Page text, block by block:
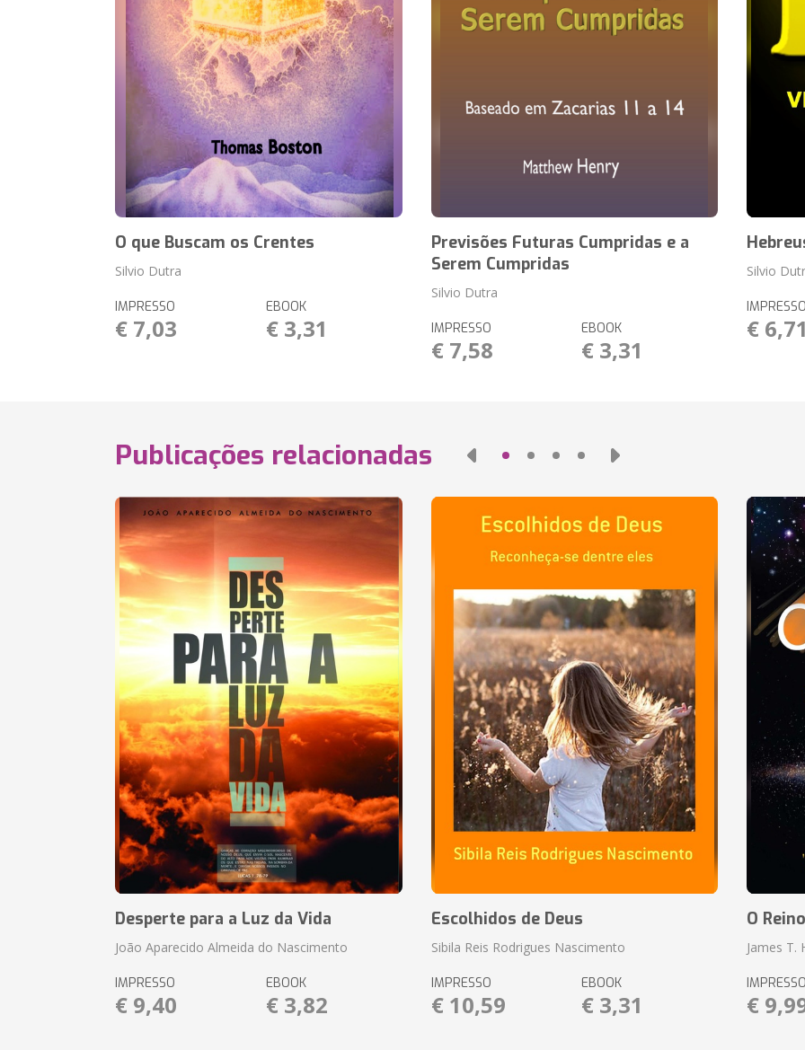
O que Buscam os Crentes
Silvio Dutra
IMPRESSO
€ 7,03
EBOOK
€ 3,31
Previsões Futuras Cumpridas e a
Serem Cumpridas
Silvio Dutra
IMPRESSO
€ 7,58
EBOOK
€ 3,31
Silvio
IMPRESSO
€ 6,71
Publicações relacionadas
Desperte para a Luz da Vida
João Aparecido Almeida do Nascimento
IMPRESSO
€ 9,40
EBOOK
€ 3,82
Escolhidos de Deus
Sibila Reis Rodrigues Nascimento
IMPRESSO
€ 10,59
EBOOK
€ 3,31
O Reino
James T.
IMPRESSO
€